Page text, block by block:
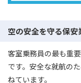
空の安全を守る保安
客室乗務員の最も重
です。安全な就航の
ねています。